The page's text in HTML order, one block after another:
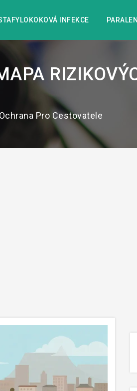
INFEKCE
Pro Cestovatele